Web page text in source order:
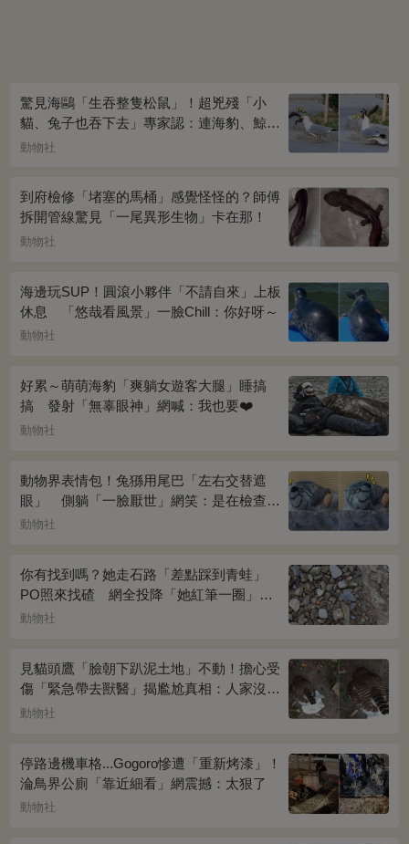
驚見海鷗「生吞整隻松鼠」！超兇殘「小
貓、兔子也吞下去」專家認：連海豹、鯨魚
都不放過...
動物社
到府檢修「堵塞的馬桶」感覺怪怪的？師傅
拆開管線驚見「一尾異形生物」卡在那！
動物社
海邊玩SUP！圓滾小夥伴「不請自來」上板
休息 「悠哉看風景」一臉Chill：你好呀～
動物社
好累～萌萌海豹「爽躺女遊客大腿」睡搞
搞 發射「無辜眼神」網喊：我也要❤️
動物社
動物界表情包！兔猻用尾巴「左右交替遮
眼」 側躺「一臉厭世」網笑：是在檢查視
力？
動物社
你有找到嗎？她走石路「差點踩到青蛙」
PO照來找碴 網全投降「她紅筆一圈」恍
然大悟：太明顯了吧
動物社
見貓頭鷹「臉朝下趴泥土地」不動！擔心受
傷「緊急帶去獸醫」揭尷尬真相：人家沒
事...
動物社
停路邊機車格...Gogoro慘遭「重新烤漆」！
淪鳥界公廁「靠近細看」網震撼：太狠了
動物社